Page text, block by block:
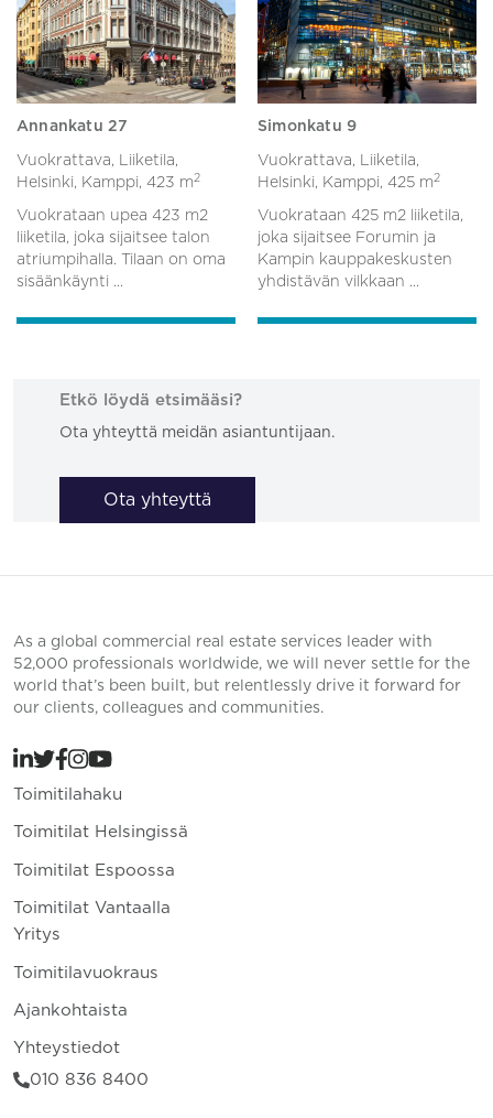
Annankatu 27
Vuokrattava, Liiketila,
Helsinki, Kamppi, 423 m 2
Vuokrataan upea 423 m2
liiketila, joka sijaitsee talon
atriumpihalla. Tilaan on oma
sisäänkäynti ...
Simonkatu 9
Vuokrattava, Liiketila,
Helsinki, Kamppi, 425 m 2
Vuokrataan 425 m2 liiketila,
joka sijaitsee Forumin ja
Kampin kauppakeskusten
yhdistävän vilkkaan ...
Etkö löydä etsimääsi?
Ota yhteyttä meidän asiantuntijaan.
Ota yhteyttä
As a global commercial real estate services leader with
52,000 professionals worldwide, we will never settle for the
world that’s been built, but relentlessly drive it forward for
our clients, colleagues and communities.
Toimitilahaku
Toimitilat Helsingissä
Toimitilat Espoossa
Toimitilat Vantaalla
Yritys
Toimitilavuokraus
Ajankohtaista
Yhteystiedot
010 836 8400